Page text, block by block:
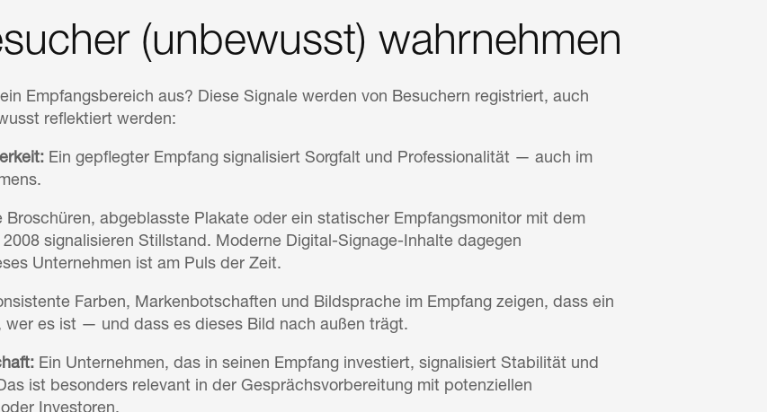
(unbewusst) wahrnehmen
Empfangsbereich aus? Diese Signale werden von Besuchern registriert, auch
reflektiert werden:
Ein gepflegter Empfang signalisiert Sorgfalt und Professionalität — auch im
Broschüren, abgeblasste Plakate oder ein statischer Empfangsmonitor mit dem
signalisieren Stillstand. Moderne Digital-Signage-Inhalte dagegen
Unternehmen ist am Puls der Zeit.
Farben, Markenbotschaften und Bildsprache im Empfang zeigen, dass ein
wer es ist — und dass es dieses Bild nach außen trägt.
Ein Unternehmen, das in seinen Empfang investiert, signalisiert Stabilität und
ist besonders relevant in der Gesprächsvorbereitung mit potenziellen